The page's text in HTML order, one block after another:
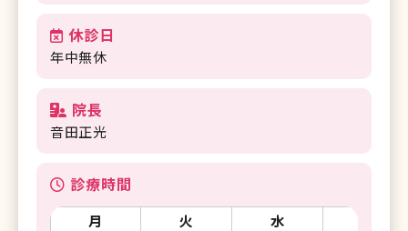
休診日
年中無休
院長
音田正光
診療時間
月 火 水